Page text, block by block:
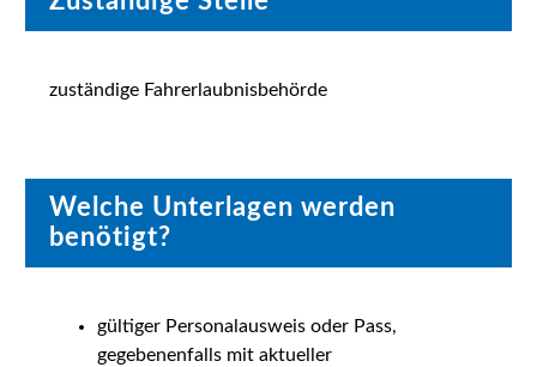
zuständige Fahrerlaubnisbehörde
Welche Unterlagen werden
benötigt?
gültiger Personalausweis oder Pass,
gegebenenfalls mit aktueller